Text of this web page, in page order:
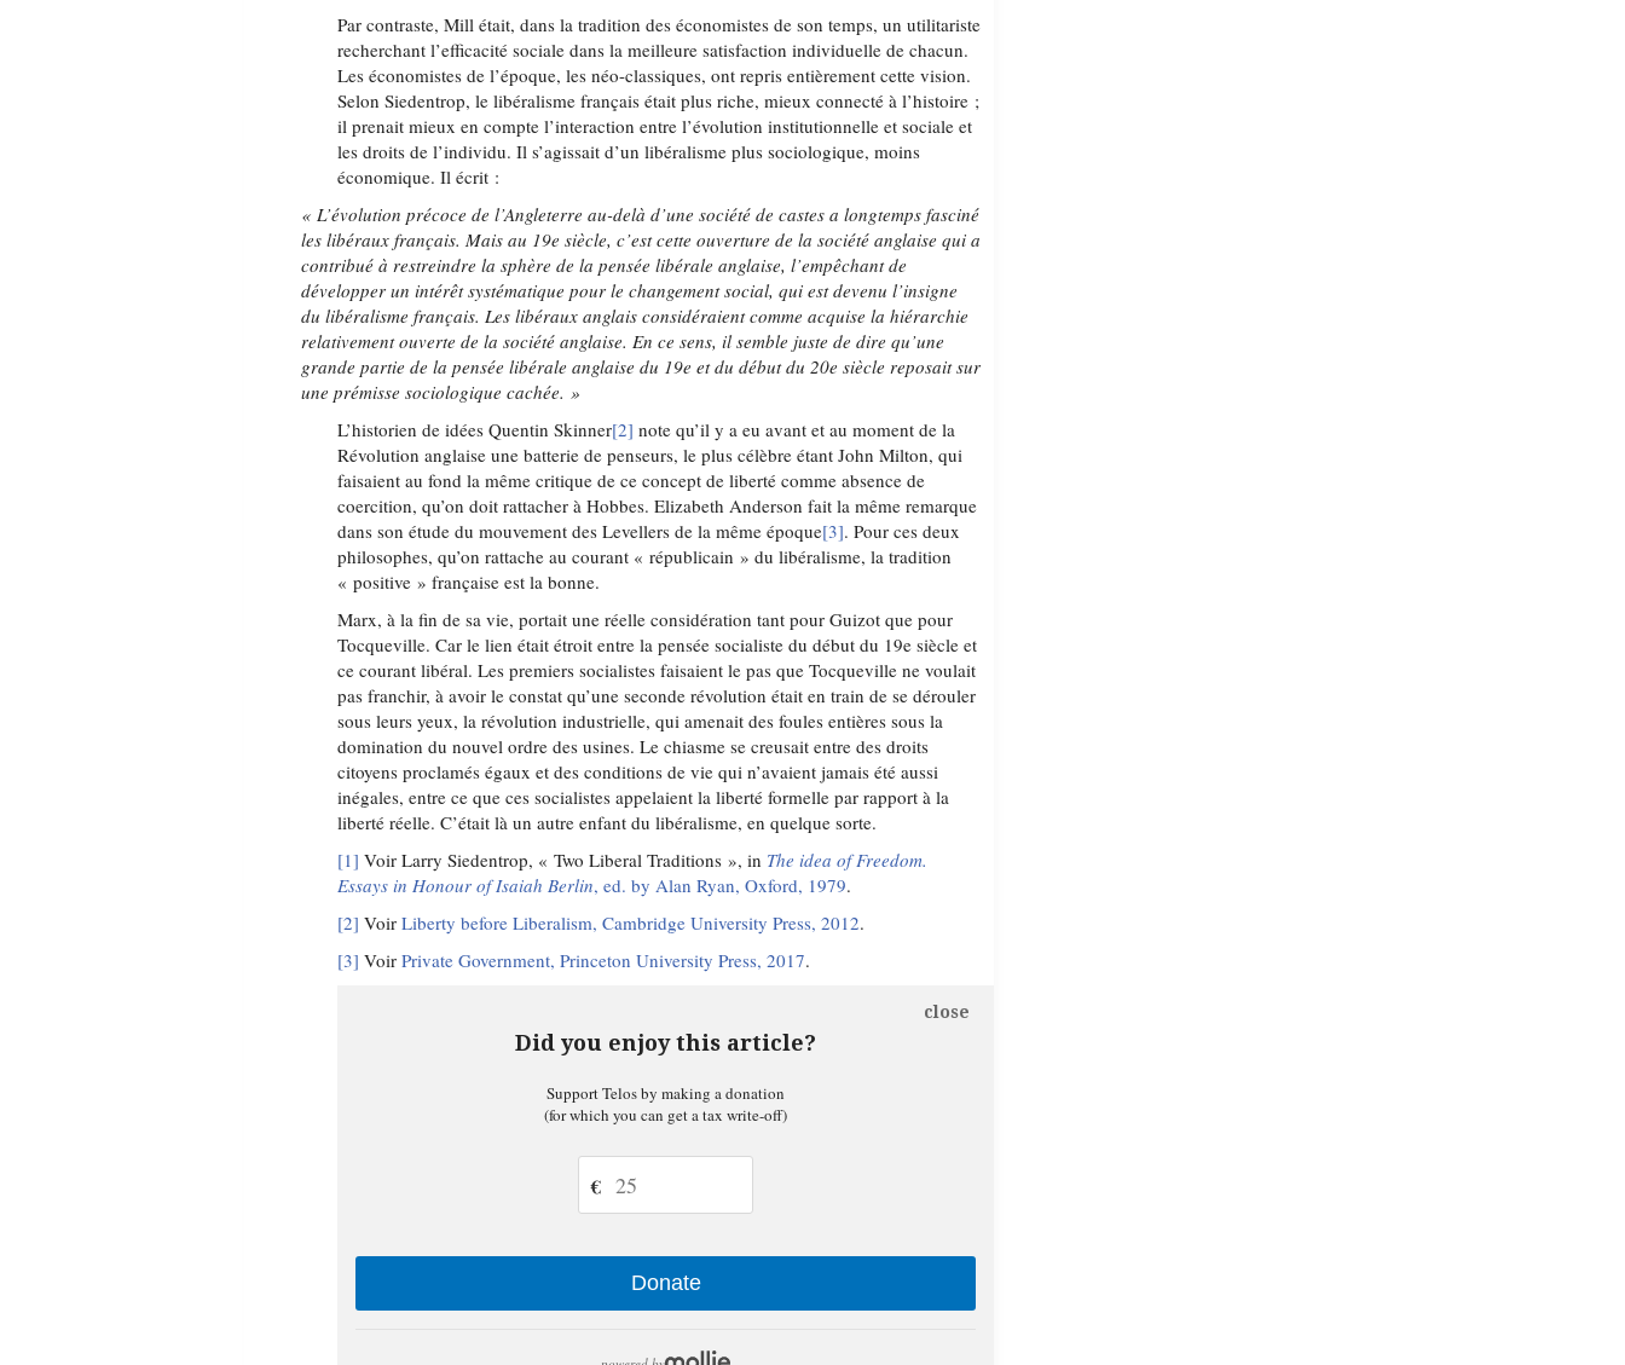
Par contraste, Mill était, dans la tradition des économistes de son temps, un utilitariste
recherchant l’efficacité sociale dans la meilleure satisfaction individuelle de chacun.
Les économistes de l’époque, les néo-classiques, ont repris entièrement cette vision.
Selon Siedentrop, le libéralisme français était plus riche, mieux connecté à l’histoire ;
il prenait mieux en compte l’interaction entre l’évolution institutionnelle et sociale et
les droits de l’individu. Il s’agissait d’un libéralisme plus sociologique, moins
économique. Il écrit :
« L’évolution précoce de l’Angleterre au-delà d’une société de castes a longtemps fasciné
les libéraux français. Mais au 19e siècle, c’est cette ouverture de la société anglaise qui a
contribué à restreindre la sphère de la pensée libérale anglaise, l’empêchant de
développer un intérêt systématique pour le changement social, qui est devenu l’insigne
du libéralisme français. Les libéraux anglais considéraient comme acquise la hiérarchie
relativement ouverte de la société anglaise. En ce sens, il semble juste de dire qu’une
grande partie de la pensée libérale anglaise du 19e et du début du 20e siècle reposait sur
une prémisse sociologique cachée. »
L’historien de idées Quentin Skinner[2] note qu’il y a eu avant et au moment de la
Révolution anglaise une batterie de penseurs, le plus célèbre étant John Milton, qui
faisaient au fond la même critique de ce concept de liberté comme absence de
coercition, qu’on doit rattacher à Hobbes. Elizabeth Anderson fait la même remarque
dans son étude du mouvement des Levellers de la même époque[3]. Pour ces deux
philosophes, qu’on rattache au courant « républicain » du libéralisme, la tradition
« positive » française est la bonne.
Marx, à la fin de sa vie, portait une réelle considération tant pour Guizot que pour
Tocqueville. Car le lien était étroit entre la pensée socialiste du début du 19e siècle et
ce courant libéral. Les premiers socialistes faisaient le pas que Tocqueville ne voulait
pas franchir, à avoir le constat qu’une seconde révolution était en train de se dérouler
sous leurs yeux, la révolution industrielle, qui amenait des foules entières sous la
domination du nouvel ordre des usines. Le chiasme se creusait entre des droits
citoyens proclamés égaux et des conditions de vie qui n’avaient jamais été aussi
inégales, entre ce que ces socialistes appelaient la liberté formelle par rapport à la
liberté réelle. C’était là un autre enfant du libéralisme, en quelque sorte.
[1] Voir Larry Siedentrop, « Two Liberal Traditions », in The idea of Freedom.
Essays in Honour of Isaiah Berlin, ed. by Alan Ryan, Oxford, 1979.
[2] VoirLiberty before Liberalism, Cambridge University Press, 2012.
[3] VoirPrivate Government, Princeton University Press, 2017.
Did you enjoy this article?
close
Support Telos by making a donation
(for which you can get a tax write-off)
€
Donate